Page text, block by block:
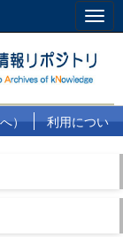
）
利用につい